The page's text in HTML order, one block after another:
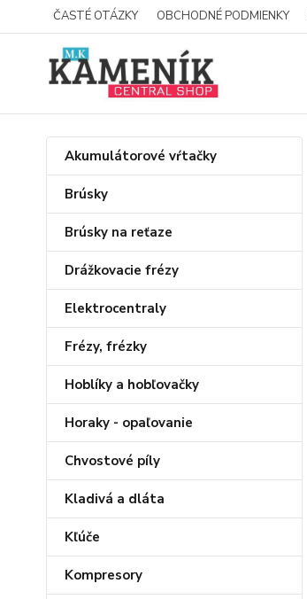
ČASTÉ OTÁZKY OBCHODNÉ PODMIENKY
Akumulátorové vŕtačky
Brúsky
Brúsky na reťaze
Drážkovacie frézy
Elektrocentraly
Frézy, frézky
Hoblíky a hobľovačky
Horaky - opaľovanie
Chvostové píly
Kladivá a dláta
Kľúče
Kompresory